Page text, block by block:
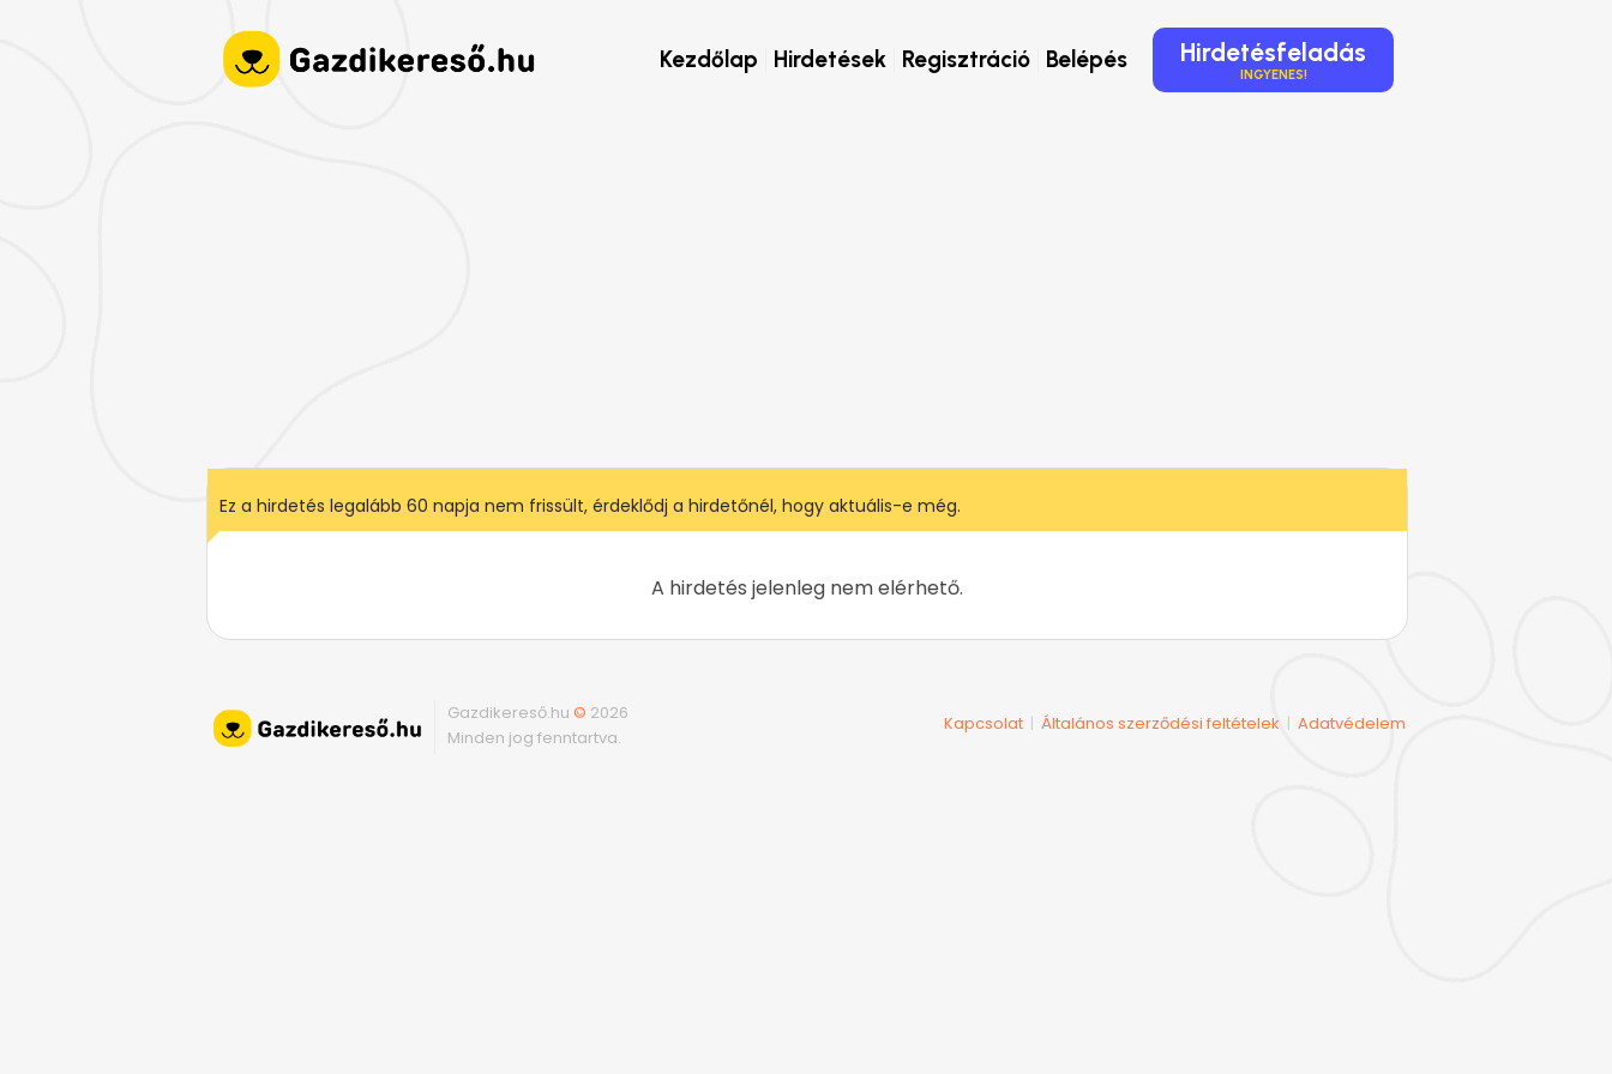
Hirdetésfeladás
INGYENES!
Belépés
Regisztráció
Hirdetések
Kezdőlap
Ez a hirdetés legalább 60 napja nem frissült, érdeklődj a hirdetőnél, hogy aktuális-e még.
A hirdetés jelenleg nem elérhető.
Gazdikereső.hu © 2026
Minden jog fenntartva.
Kapcsolat Általános szerződési feltételek Adatvédelem